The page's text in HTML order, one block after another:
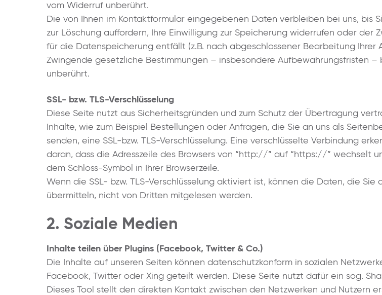
vom Widerruf unberührt.
Die von Ihnen im Kontaktformular eingegebenen Daten verbleiben bei uns, bis
zur Löschung auffordern, Ihre Einwilligung zur Speicherung widerrufen oder der
für die Datenspeicherung entfällt (z.B. nach abgeschlossener Bearbeitung Ihrer
Zwingende gesetzliche Bestimmungen – insbesondere Aufbewahrungsfristen –
unberührt.
SSL- bzw. TLS-Verschlüsselung
Diese Seite nutzt aus Sicherheitsgründen und zum Schutz der Übertragung
Inhalte, wie zum Beispiel Bestellungen oder Anfragen, die Sie an uns als
senden, eine SSL-bzw. TLS-Verschlüsselung. Eine verschlüsselte Verbindung
daran, dass die Adresszeile des Browsers von “http://” auf “https://” wechselt
dem Schloss-Symbol in Ihrer Browserzeile.
Wenn die SSL- bzw. TLS-Verschlüsselung aktiviert ist, können die Daten, die Sie
übermitteln, nicht von Dritten mitgelesen werden.
2. Soziale Medien
Inhalte teilen über Plugins (Facebook, Twitter & Co.)
Die Inhalte auf unseren Seiten können datenschutzkonform in sozialen
Facebook, Twitter oder Xing geteilt werden. Diese Seite nutzt dafür ein sog.
Dieses Tool stellt den direkten Kontakt zwischen den Netzwerken und Nutzern